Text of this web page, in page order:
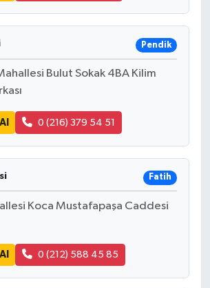
Pendik
Bulut Sokak 4BA Kilim
0 (216) 379 54 51
Fatih
Koca Mustafapaşa Caddesi
0 (212) 588 45 85